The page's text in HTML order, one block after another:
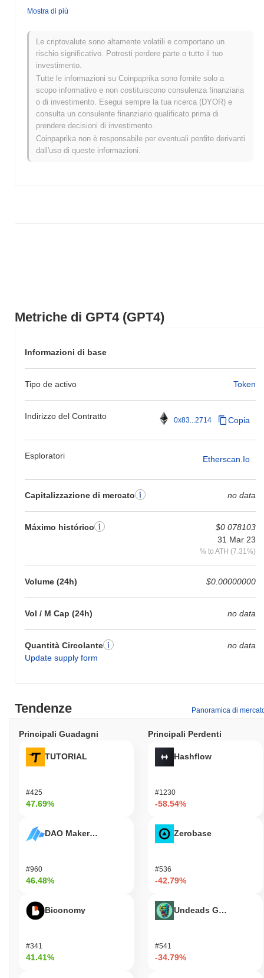
Metriche di GPT4 (GPT4)
Informazioni di base
Tipo de activo Token
Indirizzo del Contratto 0x83...2714 Copia
Esploratori Etherscan.io
Capitalizzazione di mercato no data
Máximo histórico
$0 078103
31 Mar 23
% to ATH (7.31%)
Volume (24h) $0.00000000
Vol / M Cap (24h) no data
Quantità Circolante
Update supply form
no data
Qual è lo storico della fascia di prezzo di GPT4?
Massimo Storico (ATH):
Minimo Storico (ATL):
Come si sta comportando GPT4 rispetto al
mercato crypto più ampio?
Negli ultimi 7 giorni, GPT4 ha guadagnato
sottoperformando il mercato crypto complessivo che ha registrato
un guadagno del0.51%. Ciò indica un ritardo temporaneo
nell'azione del prezzo di GPT4 rispetto allo slancio del mercato
Mostra di più
Le criptovalute sono altamente volatili e comportano un
rischio significativo. Potresti perdere parte o tutto il tuo
investimento.
Tutte le informazioni su Coinpaprika sono fornite solo a
scopo informativo e non costituiscono consulenza finanziaria
o di investimento. Esegui sempre la tua ricerca (DYOR) e
consulta un consulente finanziario qualificato prima di
prendere decisioni di investimento.
Coinpaprika non è responsabile per eventuali perdite derivanti
dall'uso di queste informazioni.
Tendenze Panoramica di
Principali Guadagni
TUTORIAL
#425
47.69%
DAO Maker Token
#960
46.48%
Biconomy
#341
41.41%
Principali Perdenti
Hashflow
#1230
-58.54%
Zerobase
#536
-42.79%
Undeads Games
#541
-34.79%